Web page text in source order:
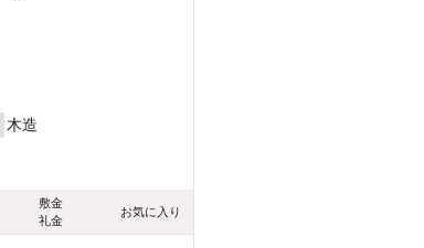
木造
敷金
礼金
お気に入り